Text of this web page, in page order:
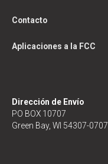
Contacto
Aplicaciones a la FCC
Dirección de Envío
PO BOX 10707
Green Bay, WI 54307-0707